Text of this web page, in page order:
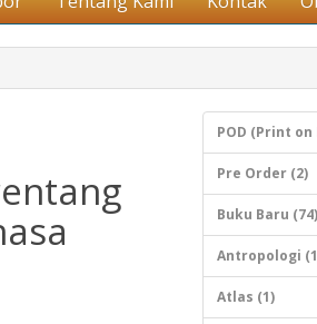
POD (Print on
Pre Order (2)
Buku Baru (74)
Antropologi
Atlas (1)